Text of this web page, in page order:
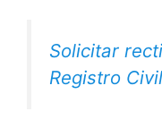
Solicitar
Registro Civil